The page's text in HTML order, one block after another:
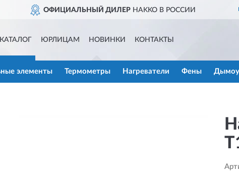
ОФИЦИАЛЬНЫЙ ДИЛЕРHAKKO В РОССИИ
ЮРЛИЦАМ НОВИНКИ КОНТАКТЫ
элементы Термометры Нагреватели Фены